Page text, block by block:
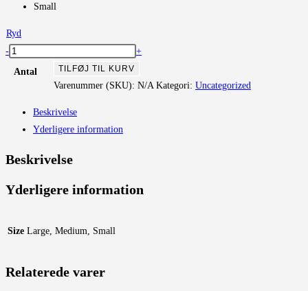
Small
Ryd
Sample
Product
-
+
Antal
TILFØJ TIL KURV
Varenummer (SKU): N/A Kategori: Uncategorized
Beskrivelse
Yderligere information
Beskrivelse
Yderligere information
Size Large, Medium, Small
Relaterede varer